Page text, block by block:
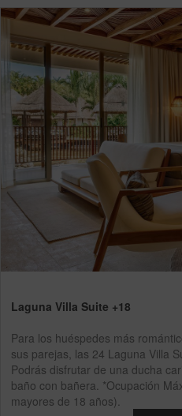
Laguna Villa Suite +18
Para los huéspedes más
sus parejas, las 24 Laguna Villa
Podrás disfrutar de una ducha
baño con bañera. *Ocupación
mayores de 18 años).